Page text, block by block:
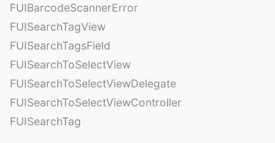
FUIBarcodeScannerError
FUISearchTagView
FUISearchTagsField
FUISearchToSelectView
FUISearchToSelectViewDelegate
FUISearchToSelectViewController
FUISearchTag